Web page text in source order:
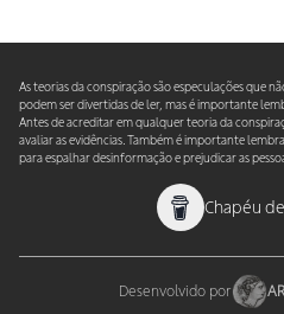
As teorias da conspiração são especulações que
podem ser divertidas de ler, mas é importante
Antes de acreditar em qualquer teoria da
avaliar as evidências. Também é importante
para espalhar desinformação e prejudicar as
Chapéu
Desenvolvido por